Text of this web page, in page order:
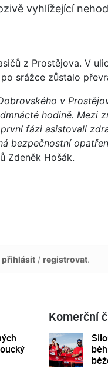
vyhlížející
z Prostějova. V
srážce zůstalo
v
hodině. Mezi
fázi asistovali
bezpečnostní
Zdeněk Hošák.
přihlásit / registrovat.
Komerční